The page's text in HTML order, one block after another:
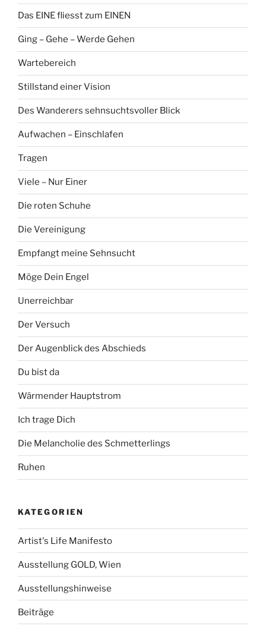
Das EINE fliesst zum EINEN
Ging – Gehe – Werde Gehen
Wartebereich
Stillstand einer Vision
Des Wanderers sehnsuchtsvoller Blick
Aufwachen – Einschlafen
Tragen
Viele – Nur Einer
Die roten Schuhe
Die Vereinigung
Empfangt meine Sehnsucht
Möge Dein Engel
Unerreichbar
Der Versuch
Der Augenblick des Abschieds
Du bist da
Wärmender Hauptstrom
Ich trage Dich
Die Melancholie des Schmetterlings
Ruhen
KATEGORIEN
Artist's Life Manifesto
Ausstellung GOLD, Wien
Ausstellungshinweise
Beiträge